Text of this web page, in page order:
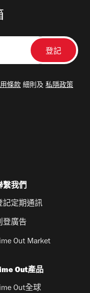
條款 細則及 私隱政策
繫我們
記定期通訊
登廣告
Out Market
Out產品
Out全球